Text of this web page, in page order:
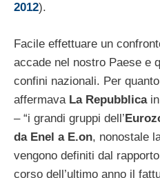
2012).
Facile effettuare un
accade nel nostro Paese e
confini nazionali. Per
affermava La Repubblicain
– “i grandi gruppi dell’
da Enel a E.on, nonostale
vengono definiti dal
corso dell’ultimo anno il